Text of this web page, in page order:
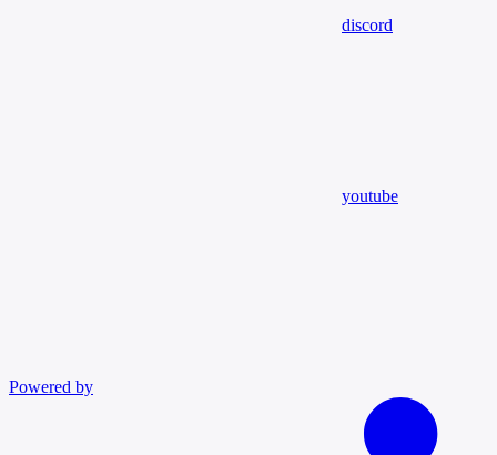
discord
youtube
Powered by